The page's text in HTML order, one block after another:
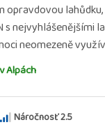
opravdovou
s
neomezeně
Alpách
Náročnosť 2.5